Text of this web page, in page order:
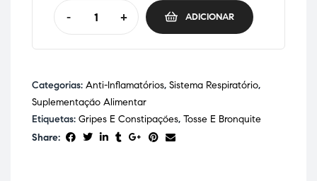
- + ADICIONAR
Categorias: Anti-Inflamatórios, Sistema Respiratório,
Suplementação Alimentar
Etiquetas: Gripes E Constipações, Tosse E Bronquite
Share: